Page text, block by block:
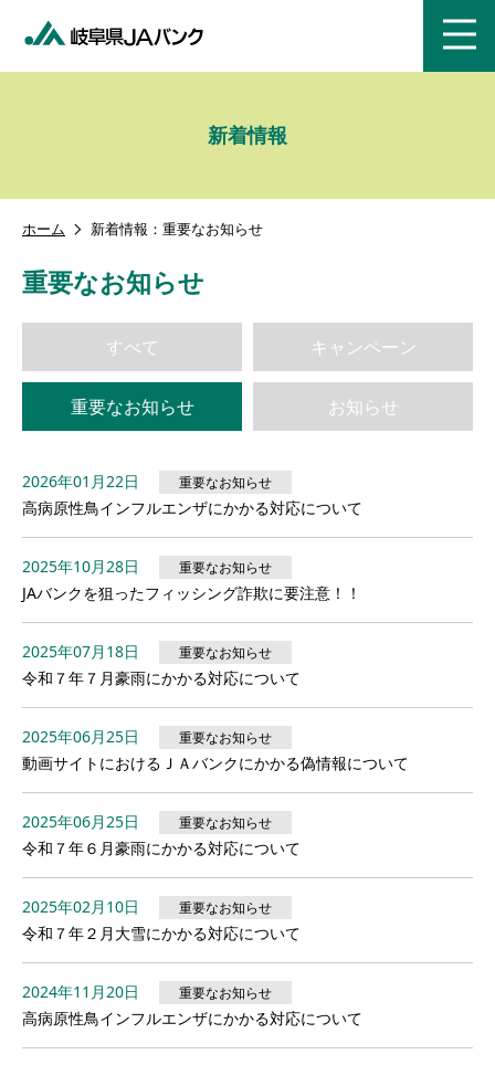
新着情報
ホーム 新着情報：重要なお知らせ
重要なお知らせ
すべて キャンペーン
重要なお知らせ お知らせ
2026年01月22日 重要なお知らせ
高病原性鳥インフルエンザにかかる対応について
2025年10月28日 重要なお知らせ
JAバンクを狙ったフィッシング詐欺に要注意！！
2025年07月18日 重要なお知らせ
令和７年７月豪雨にかかる対応について
2025年06月25日 重要なお知らせ
動画サイトにおけるＪＡバンクにかかる偽情報について
2025年06月25日 重要なお知らせ
令和７年６月豪雨にかかる対応について
2025年02月10日 重要なお知らせ
令和７年２月大雪にかかる対応について
2024年11月20日 重要なお知らせ
高病原性鳥インフルエンザにかかる対応について